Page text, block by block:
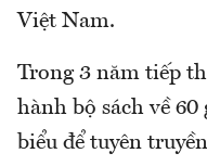
Việt Nam.
Trong 3 năm tiếp
hành bộ sách về
biểu để tuyên